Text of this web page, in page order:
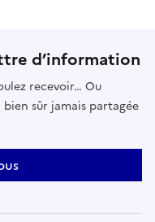
d’information
recevoir… Ou
sûr jamais partagée